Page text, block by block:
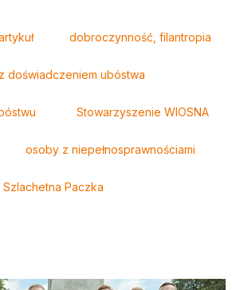
dobroczynność, filantropia
doświadczeniem ubóstwa
Stowarzyszenie WIOSNA
osoby z niepełnosprawnościami
Szlachetna Paczka